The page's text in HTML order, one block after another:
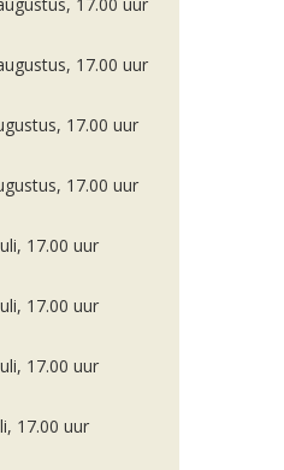
17.00 uur
17.00 uur
17.00 uur
17.00 uur
17.00 uur
17.00 uur
17.00 uur